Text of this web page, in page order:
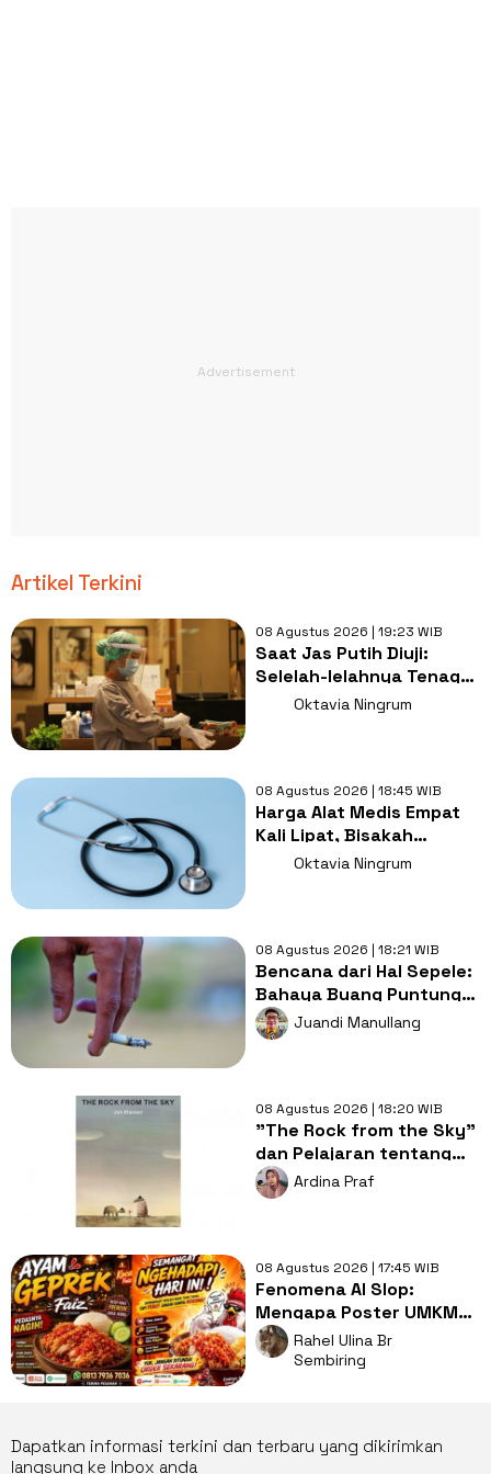
Artikel Terkini
08 Agustus 2026 | 19:23 WIB
Saat Jas Putih Diuji:
Selelah-lelahnya Tenaga
Kesehatan, Tetap Lebih
Oktavia Ningrum
08 Agustus 2026 | 18:45 WIB
Harga Alat Medis Empat
Kali Lipat, Bisakah
Layanan Kesehatan
Oktavia Ningrum
08 Agustus 2026 | 18:21 WIB
Bencana dari Hal Sepele:
Bahaya Buang Puntung
Rokok Sembarangan di
Musim Kemarau
Juandi Manullang
08 Agustus 2026 | 18:20 WIB
"The Rock from the Sky"
dan Pelajaran tentang
Berani Menghadapi
Perubahan
Ardina Praf
08 Agustus 2026 | 17:45 WIB
Fenomena AI Slop:
Mengapa Poster UMKM
Makin Seragam dan Bikin
Kita Bosan?
Rahel Ulina Br
Sembiring
Dapatkan informasi terkini dan terbaru yang dikirimkan
langsung ke Inbox anda